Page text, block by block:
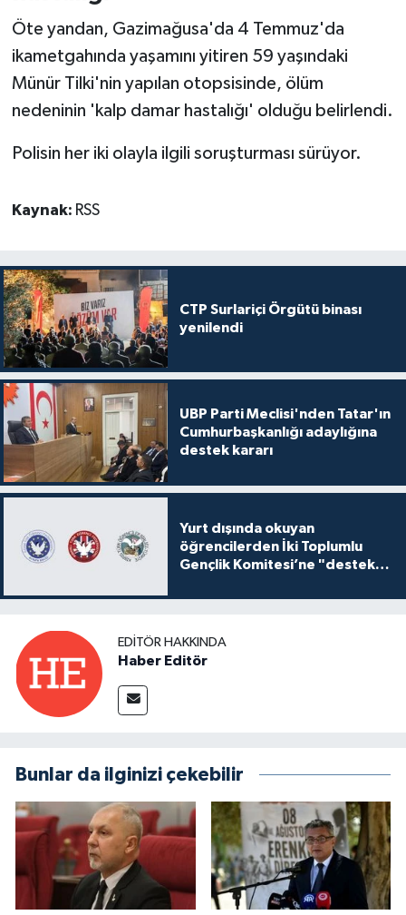
Öte yandan, Gazimağusa'da 4 Temmuz'da
ikametgahında yaşamını yitiren 59 yaşındaki
Münür Tilki'nin yapılan otopsisinde, ölüm
nedeninin 'kalp damar hastalığı' olduğu belirlendi.
Polisin her iki olayla ilgili soruşturması sürüyor.
Kaynak: RSS
CTP Surlariçi Örgütü binası
yenilendi
UBP Parti Meclisi'nden Tatar'ın
Cumhurbaşkanlığı adaylığına
destek kararı
Yurt dışında okuyan
öğrencilerden İki Toplumlu
Gençlik Komitesi’ne "destek
EDITÖR HAKKINDA
Haber Editör
Bunlar da ilginizi çekebilir